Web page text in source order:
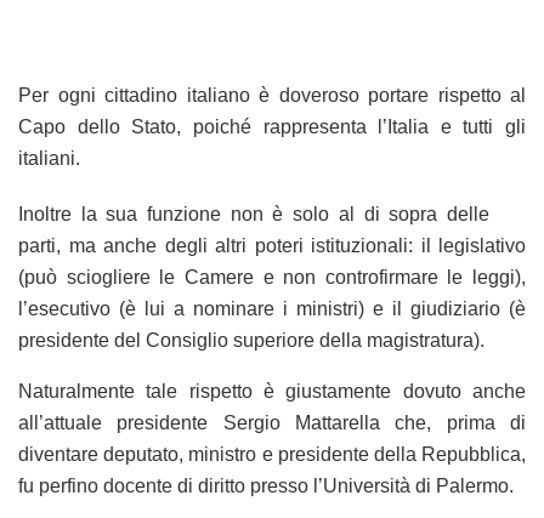
Per ogni cittadino italiano è doveroso portare rispetto al
Capo dello Stato, poiché rappresenta l’Italia e tutti gli
italiani.
Inoltre la sua funzione non è solo al di sopra delle
parti, ma anche degli altri poteri istituzionali: il legislativo
(può sciogliere le Camere e non controfirmare le leggi),
l’esecutivo (è lui a nominare i ministri) e il giudiziario (è
presidente del Consiglio superiore della magistratura).
Naturalmente tale rispetto è giustamente dovuto anche
all’attuale presidente Sergio Mattarella che, prima di
diventare deputato, ministro e presidente della Repubblica,
fu perfino docente di diritto presso l’Università di Palermo.